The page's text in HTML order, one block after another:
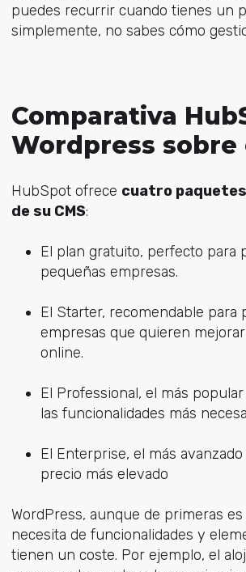
puedes recurrir cuando tienes un
simplemente, no sabes cómo
Comparativa
Wordpress sobre
HubSpot ofrece cuatro
de su CMS:
El plan gratuito, perfecto para
pequeñas empresas.
El Starter, recomendable para
empresas que quieren
online.
El Professional, el más
las funcionalidades más
El Enterprise, el más
precio más elevado
WordPress, aunque de primeras
necesita de funcionalidades y
tienen un coste. Por ejemplo, el